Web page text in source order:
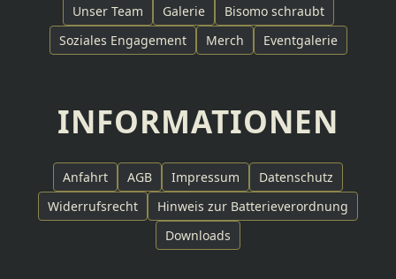
Unser Team Galerie
Bisomo schraubt
Soziales Engagement
Merch Eventgalerie
INFORMATIONEN
Anfahrt AGB Impressum
Datenschutz
Widerrufsrecht
Hinweis zur Batterieverordnung
Downloads